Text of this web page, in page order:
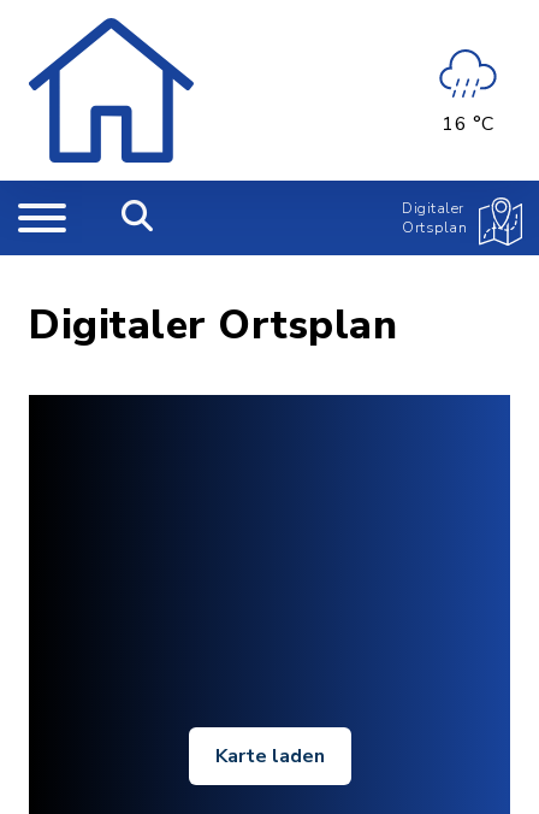
16 °C
Digitaler
Ortsplan
Digitaler Ortsplan
Karte laden